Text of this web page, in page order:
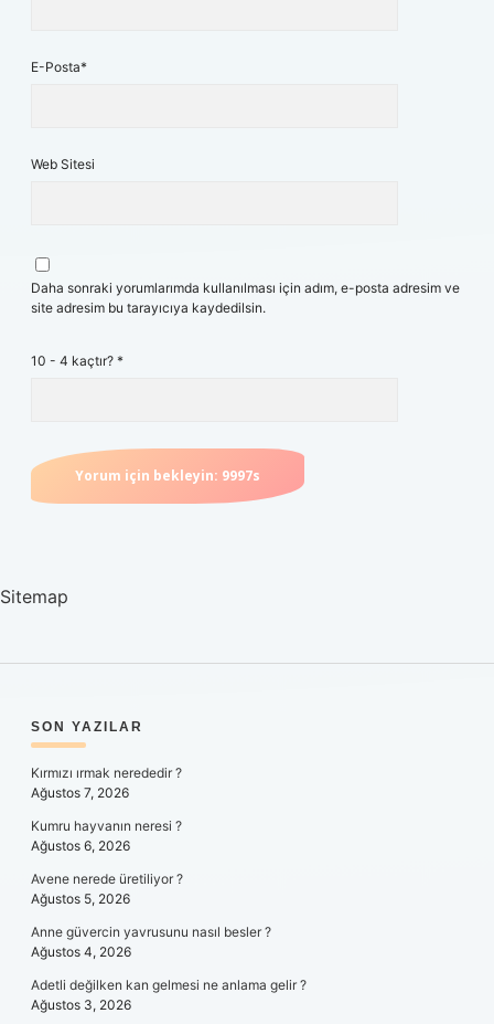
E-Posta*
Web Sitesi
Daha sonraki yorumlarımda kullanılması için adım, e-posta adresim ve
site adresim bu tarayıcıya kaydedilsin.
10 - 4 kaçtır? *
Sitemap
SIDEBAR
SON YAZILAR
Kırmızı ırmak nerededir ?
Ağustos 7, 2026
Kumru hayvanın neresi ?
Ağustos 6, 2026
Avene nerede üretiliyor ?
Ağustos 5, 2026
Anne güvercin yavrusunu nasıl besler ?
Ağustos 4, 2026
Adetli değilken kan gelmesi ne anlama gelir ?
Ağustos 3, 2026